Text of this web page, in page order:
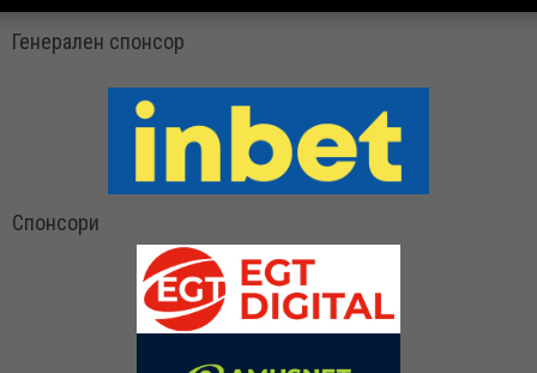
Генерален спонсор
Спонсори